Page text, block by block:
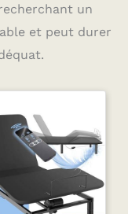
un
et peut durer